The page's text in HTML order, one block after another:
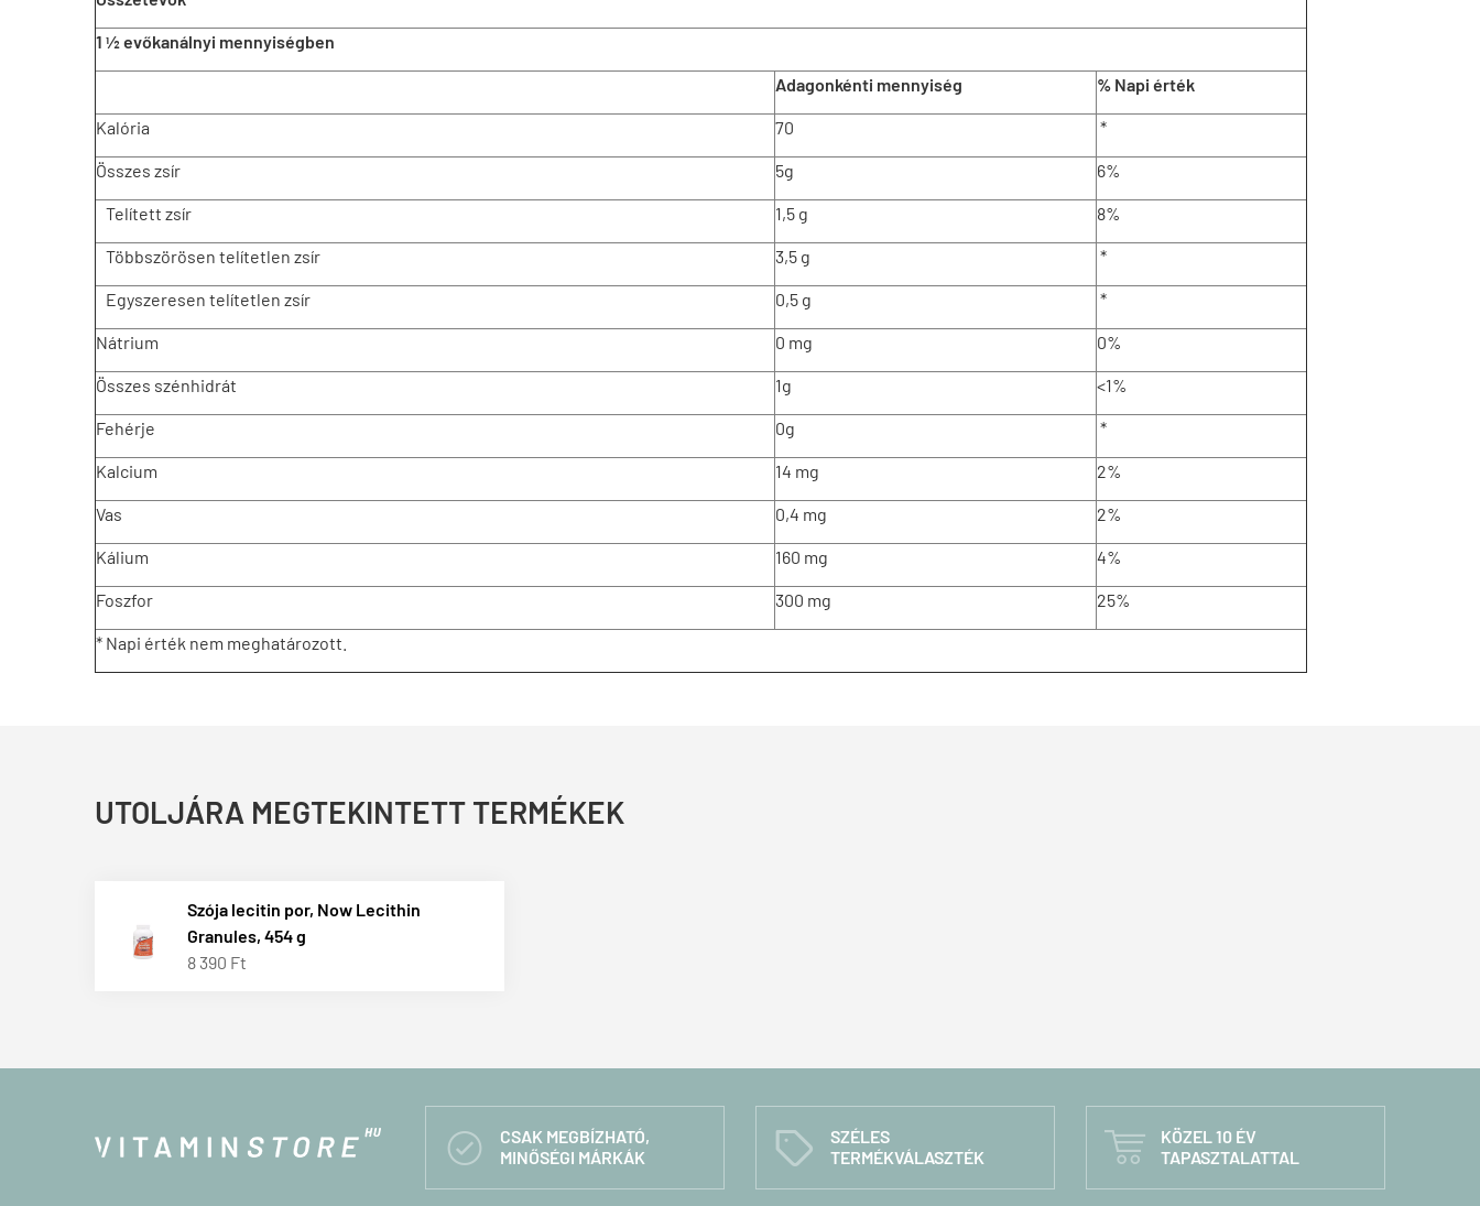
1 ½ evőkanálnyi mennyiségben
Adagonkénti mennyiség % Napi érték
Kalória 70 *
Összes zsír 5g 6%
Telített zsír 1,5 g 8%
Többszörösen telítetlen zsír 3,5 g *
Egyszeresen telítetlen zsír 0,5 g *
Nátrium 0 mg 0%
Összes szénhidrát 1g <1%
Fehérje 0g *
Kalcium 14 mg 2%
Vas 0,4 mg 2%
Kálium 160 mg 4%
Foszfor 300 mg 25%
* Napi érték nem meghatározott.
UTOLJÁRA MEGTEKINTETT TERMÉKEK
Szója lecitin por, Now Lecithin
Granules, 454 g
8 390 Ft

CSAK MEGBÍZHATÓ,
MINŐSÉGI MÁRKÁK
C
SZÉLES
TERMÉKVÁLASZTÉK

KÖZEL 10 ÉV
TAPASZTALATTAL